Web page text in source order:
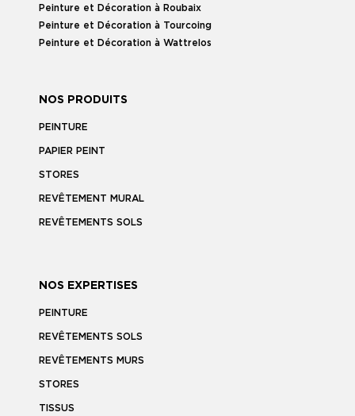
Peinture et Décoration à Roubaix
Peinture et Décoration à Tourcoing
Peinture et Décoration à Wattrelos
NOS PRODUITS
PEINTURE
PAPIER PEINT
STORES
REVÊTEMENT MURAL
REVÊTEMENTS SOLS
NOS EXPERTISES
PEINTURE
REVÊTEMENTS SOLS
REVÊTEMENTS MURS
STORES
TISSUS